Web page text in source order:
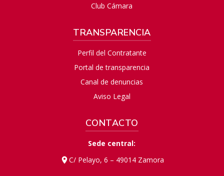
Club Cámara
TRANSPARENCIA
Perfil del Contratante
Portal de transparencia
Canal de denuncias
Aviso Legal
CONTACTO
Sede central:
C/ Pelayo, 6 – 49014 Zamora